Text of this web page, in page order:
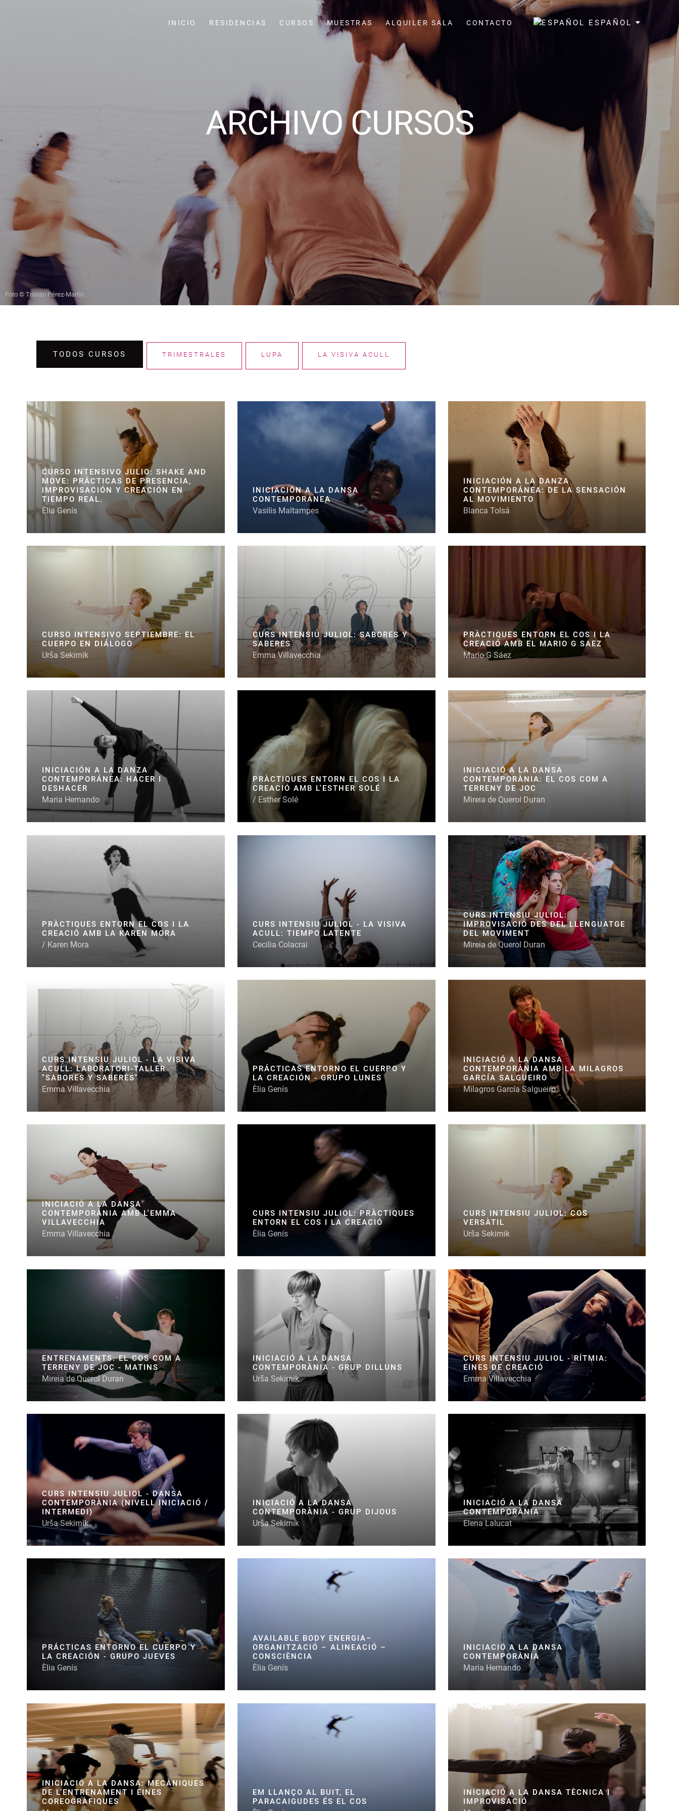
INICIO RESIDENCIAS CURSOS MUESTRAS ALQUILER SALA CONTACTO ESPAÑOL
ARCHIVO CURSOS
Foto © Tristán Pérez-Martín
TODOS CURSOS TRIMESTRALES LUPA LA VISIVA ACULL
CURSO INTENSIVO JULIO: SHAKE AND
MOVE: PRÁCTICAS DE PRESENCIA,
IMPROVISACIÓN Y CREACIÓN EN
TIEMPO REAL.
Èlia Genís
INICIACIÓN A LA DANSA
CONTEMPORÁNEA
Vasilis Maltampes
INICIACIÓN A LA DANZA
CONTEMPORÁNEA: DE LA SENSACIÓN
AL MOVIMIENTO
Blanca Tolsá
CURSO INTENSIVO SEPTIEMBRE: EL
CUERPO EN DIÁLOGO
Urša Sekirnik
CURS INTENSIU JULIOL: SABORES Y
SABERES
Emma Villavecchia
PRÀCTIQUES ENTORN EL COS I LA
CREACIÓ AMB EL MARIO G SAEZ
Mario G Sáez
INICIACIÓN A LA DANZA
CONTEMPORÁNEA: HACER I
DESHACER
Maria Hernando
PRÀCTIQUES ENTORN EL COS I LA
CREACIÓ AMB L'ESTHER SOLÉ
/ Esther Solé
INICIACIÓ A LA DANSA
CONTEMPORÀNIA: EL COS COM A
TERRENY DE JOC
Mireia de Querol Duran
PRÀCTIQUES ENTORN EL COS I LA
CREACIÓ AMB LA KAREN MORA
/ Karen Mora
CURS INTENSIU JULIOL - LA VISIVA
ACULL: TIEMPO LATENTE
Cecilia Colacrai
CURS INTENSIU JULIOL:
IMPROVISACIÓ DES DEL LLENGUATGE
DEL MOVIMENT
Mireia de Querol Duran
CURS INTENSIU JULIOL - LA VISIVA
ACULL: LABORATORI-TALLER
"SABORES Y SABERES"
Emma Villavecchia
PRÁCTICAS ENTORNO EL CUERPO Y
LA CREACIÓN - GRUPO LUNES
Èlia Genís
INICIACIÓ A LA DANSA
CONTEMPORÀNIA AMB LA MILAGROS
GARCÍA SALGUEIRO
Milagros García Salgueiro
INICIACIÓ A LA DANSA
CONTEMPORÀNIA AMB L'EMMA
VILLAVECCHIA
Emma Villavecchia
CURS INTENSIU JULIOL: PRÀCTIQUES
ENTORN EL COS I LA CREACIÓ
Èlia Genís
CURS INTENSIU JULIOL: COS
VERSÀTIL
Urša Sekirnik
ENTRENAMENTS: EL COS COM A
TERRENY DE JOC - MATINS
Mireia de Querol Duran
INICIACIÓ A LA DANSA
CONTEMPORÀNIA - GRUP DILLUNS
Urša Sekirnik
CURS INTENSIU JULIOL - RÍTMIA:
EINES DE CREACIÓ
Emma Villavecchia
CURS INTENSIU JULIOL - DANSA
CONTEMPORÀNIA (NIVELL INICIACIÓ /
INTERMEDI)
Urša Sekirnik
INICIACIÓ A LA DANSA
CONTEMPORÀNIA - GRUP DIJOUS
Urša Sekirnik
INICIACIÓ A LA DANSA
CONTEMPORÀNIA
Elena Lalucat
PRÁCTICAS ENTORNO EL CUERPO Y
LA CREACIÓN - GRUPO JUEVES
Èlia Genís
AVAILABLE BODY ENERGIA–
ORGANITZACIÓ – ALINEACIÓ –
CONSCIÈNCIA
Èlia Genís
INICIACIÓ A LA DANSA
CONTEMPORÀNIA
Maria Hernando
INICIACIÓ A LA DANSA: MECÀNIQUES
DE L’ENTRENAMENT I EINES
COREOGRÀFIQUES
EM LLANÇO AL BUIT, EL
PARACAIGUDES ÉS EL COS
INICIACIÓ A LA DANSA TÈCNICA I
IMPROVISACIÓ